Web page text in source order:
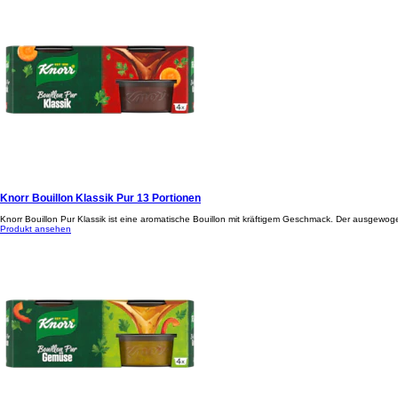
Knorr Bouillon Klassik Pur 13 Portionen
Knorr Bouillon Pur Klassik ist eine aromatische Bouillon mit kräftigem Geschmack. Der
Produkt ansehen